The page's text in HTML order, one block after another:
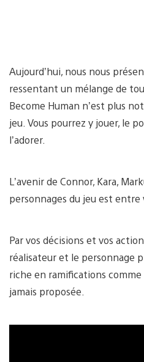
Aujourd’hui, nous nous
ressentant un mélange de
Become Human n’est plus
jeu. Vous pourrez y jouer, le
l’adorer.
L’avenir de Connor, Kara,
personnages du jeu est entre
Par vos décisions et vos
réalisateur et le personnage
riche en ramifications comme
jamais proposée.